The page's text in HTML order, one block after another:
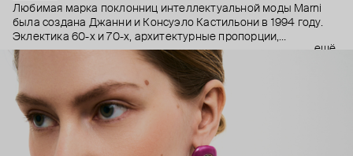
Любимая марка поклонниц интеллектуальной моды Marni
была создана Джанни и Консуэло Кастильони в 1994 году.
Эклектика 60-х и 70-х, архитектурные пропорции,
необычный взгляд на простые силуэты и, разумеется,
заметные украшения – Дом Marni уже двадцать лет верен
своему неподражаемому почерку, а коллаборации с
молодыми художниками привносят в него новые штрихи.
ещё